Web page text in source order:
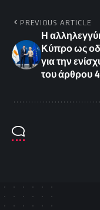
PREVIOUS ARTICLE
Η
Κύπρο ως
για την
του άρθρου